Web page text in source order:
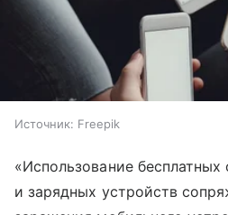
Источник: Freepik
«Использование
и зарядных устройств